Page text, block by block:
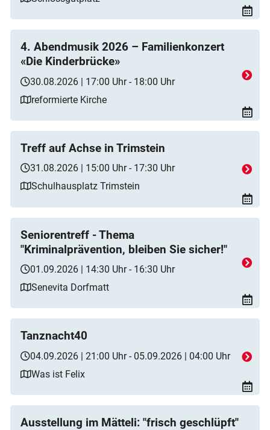
4. Abendmusik 2026 – Familienkonzert
«Die Kinderbrücke»
30.08.2026 | 17:00 Uhr - 18:00 Uhr
reformierte Kirche
Treff auf Achse in Trimstein
31.08.2026 | 15:00 Uhr - 17:30 Uhr
Schulhausplatz Trimstein
Seniorentreff - Thema
"Kriminalprävention, bleiben Sie sicher!"
01.09.2026 | 14:30 Uhr - 16:30 Uhr
Senevita Dorfmatt
Tanznacht40
04.09.2026 | 21:00 Uhr - 05.09.2026 | 04:00 Uhr
Was ist Felix
Ausstellung im Mätteli: "frisch geschlüpft"